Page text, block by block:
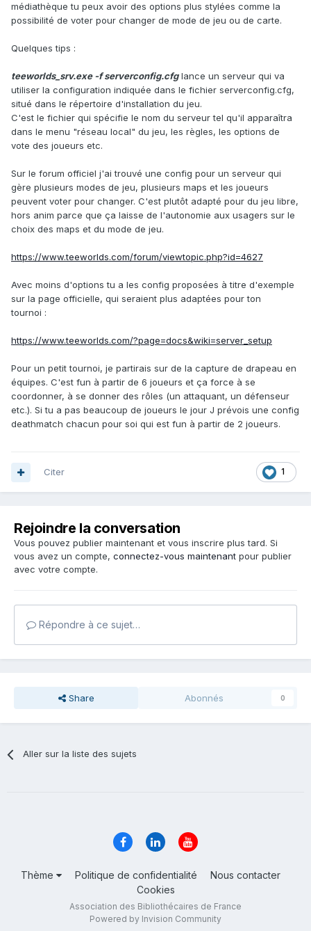
médiathèque tu peux avoir des options plus stylées comme la
possibilité de voter pour changer de mode de jeu ou de carte.
Quelques tips :
teeworlds_srv.exe -f serverconfig.cfglance un serveur qui va
utiliser la configuration indiquée dans le fichier serverconfig.cfg,
situé dans le répertoire d'installation du jeu.
C'est le fichier qui spécifie le nom du serveur tel qu'il apparaîtra
dans le menu "réseau local" du jeu, les règles, les options de
vote des joueurs etc.
Sur le forum officiel j'ai trouvé une config pour un serveur qui
gère plusieurs modes de jeu, plusieurs maps et les joueurs
peuvent voter pour changer. C'est plutôt adapté pour du jeu libre,
hors anim parce que ça laisse de l'autonomie aux usagers sur le
choix des maps et du mode de jeu.
https://www.teeworlds.com/forum/viewtopic.php?id=4627
Avec moins d'options tu a les config proposées à titre d'exemple
sur la page officielle, qui seraient plus adaptées pour ton
tournoi :
https://www.teeworlds.com/?page=docs&wiki=server_setup
Pour un petit tournoi, je partirais sur de la capture de drapeau en
équipes. C'est fun à partir de 6 joueurs et ça force à se
coordonner, à se donner des rôles (un attaquant, un défenseur
etc.). Si tu a pas beaucoup de joueurs le jour J prévois une config
deathmatch chacun pour soi qui est fun à partir de 2 joueurs.
1
Citer
Rejoindre la conversation
Vous pouvez publier maintenant et vous inscrire plus tard. Si
vous avez un compte, connectez-vous maintenant pour publier
avec votre compte.
Répondre à ce sujet…
Share Abonnés 0
Aller sur la liste des sujets
Thème Politique de confidentialité
Nous contacter
Cookies
Association des Bibliothécaires de France
Powered by Invision Community